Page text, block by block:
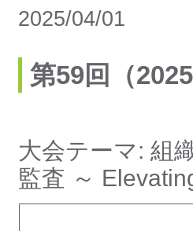
2025/04/01
第59回（
大会テーマ: 組
監査 ～